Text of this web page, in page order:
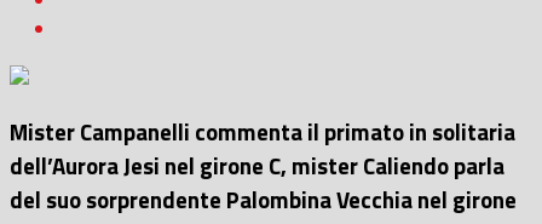
Mister Campanelli commenta il primato in solitaria
dell’Aurora Jesi nel girone C, mister Caliendo parla
del suo sorprendente Palombina Vecchia nel girone